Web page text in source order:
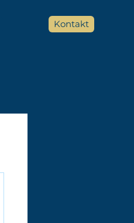
Kontakt